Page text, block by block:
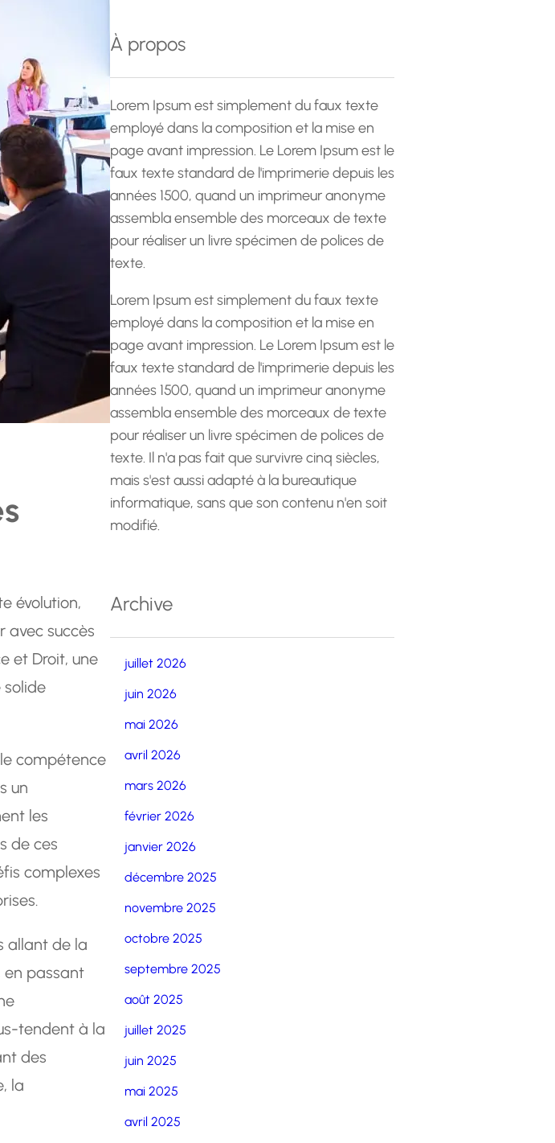
évolution,
avec succès
et Droit, une
solide
compétence
un
les
de ces
complexes
allant de la
en passant
tendent à la
des
la
r
c
h
e
À propos
Lorem Ipsum est simplement du faux texte
employé dans la composition et la mise en
page avant impression. Le Lorem Ipsum est le
faux texte standard de l'imprimerie depuis les
années 1500, quand un imprimeur anonyme
assembla ensemble des morceaux de texte
pour réaliser un livre spécimen de polices de
texte.
Lorem Ipsum est simplement du faux texte
employé dans la composition et la mise en
page avant impression. Le Lorem Ipsum est le
faux texte standard de l'imprimerie depuis les
années 1500, quand un imprimeur anonyme
assembla ensemble des morceaux de texte
pour réaliser un livre spécimen de polices de
texte. Il n'a pas fait que survivre cinq siècles,
mais s'est aussi adapté à la bureautique
informatique, sans que son contenu n'en soit
modifié.
Archive
juillet 2026
juin 2026
mai 2026
avril 2026
mars 2026
février 2026
janvier 2026
décembre 2025
novembre 2025
octobre 2025
septembre 2025
août 2025
juillet 2025
juin 2025
mai 2025
avril 2025